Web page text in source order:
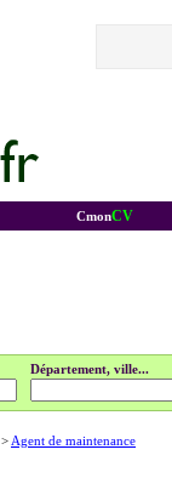
CmonCV
Département, ville...
> Agent de maintenance